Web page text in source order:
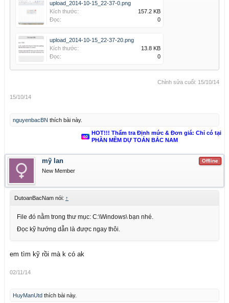
upload_2014-10-15_22-37-0.png
Kích thước:
157.2 KB
Đọc:
0
upload_2014-10-15_22-37-20.png
Kích thước:
13.8 KB
Đọc:
0
Chỉnh sửa cuối: 15/10/14
15/10/14
nguyenbacBN thích bài này.
HOT!!! Thẩm tra Định mức & Đơn giá: Chỉ có tại
PHẦN MỀM DỰ TOÁN BẮC NAM
Offline
mỹ lan
New Member
DutoanBacNam nói: ↑
File đó nằm trong thư mục: C:\Windows\ bạn nhé.
Đọc kỹ hướng dẫn là được ngay thôi.
em tìm kỹ rồi mà k có ak
02/11/14
HuyManUtd thích bài này.